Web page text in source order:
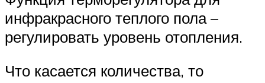
инфракрасного теплого пола –
регулировать уровень отопления.
Что касается количества, то